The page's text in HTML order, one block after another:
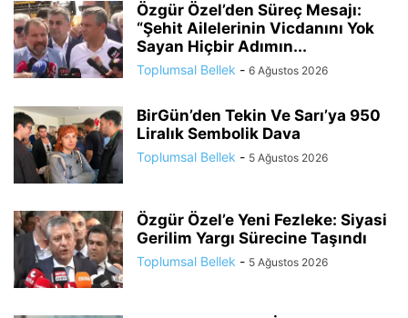
Özgür Özel’den Süreç Mesajı:
“Şehit Ailelerinin Vicdanını Yok
Sayan Hiçbir Adımın...
Toplumsal Bellek - 6 Ağustos 2026
BirGün’den Tekin Ve Sarı’ya 950
Liralık Sembolik Dava
Toplumsal Bellek - 5 Ağustos 2026
Özgür Özel’e Yeni Fezleke: Siyasi
Gerilim Yargı Sürecine Taşındı
Toplumsal Bellek - 5 Ağustos 2026